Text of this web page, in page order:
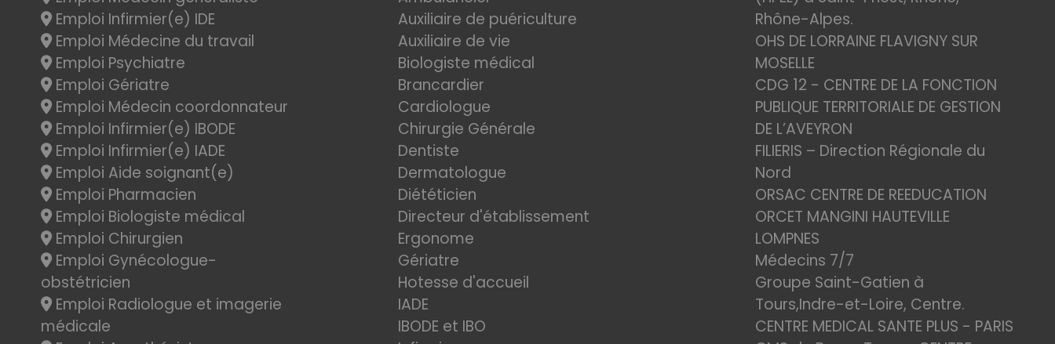
Emploi Infirmier(e) IDE
Emploi Médecine du travail
Emploi Psychiatre
Emploi Gériatre
Emploi Médecin coordonnateur
Emploi Infirmier(e) IBODE
Emploi Infirmier(e) IADE
Emploi Aide soignant(e)
Emploi Pharmacien
Emploi Biologiste médical
Emploi Chirurgien
Emploi Gynécologue-
obstétricien
Emploi Radiologue et imagerie
médicale
Auxiliaire de puériculture
Auxiliaire de vie
Biologiste médical
Brancardier
Cardiologue
Chirurgie Générale
Dentiste
Dermatologue
Diététicien
Directeur d'établissement
Ergonome
Gériatre
Hotesse d'accueil
IADE
IBODE et IBO
Rhône-Alpes.
OHS DE LORRAINE FLAVIGNY SUR
MOSELLE
CDG 12 - CENTRE DE LA FONCTION
PUBLIQUE TERRITORIALE DE GESTION
DE L’AVEYRON
FILIERIS – Direction Régionale du
Nord
ORSAC CENTRE DE REEDUCATION
ORCET MANGINI HAUTEVILLE
LOMPNES
Médecins 7/7
Groupe Saint-Gatien à
Tours,Indre-et-Loire, Centre.
CENTRE MEDICAL SANTE PLUS - PARIS